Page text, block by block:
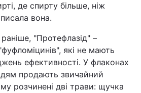
де спирту більше, ніж
вона.
раніше, "Протефлазід" –
які не мають
ефективності. У флаконах
продають звичайний
розчинені дві трави: щучка